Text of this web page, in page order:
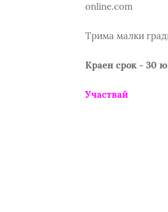
online.com
Трима малки
Краен срок - 30
Участвай